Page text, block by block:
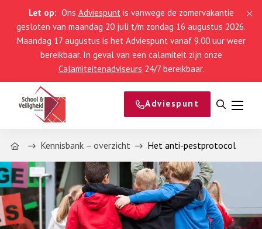
Let op: Ons Adviespuntis vanwege de zomervakantie
gesloten van maandag 20 juli t/m zondag 16 augustus 2026.
Maandag 17 augustus is het Adviespunt vanaf 9.00 uur weer
bereikbaar. In geval van een calamiteit zijn onze
Calamiteitenadviseurs 24/7 bereikbaar.
Adviespunt
Open
Menu
Home Kennisbank – overzicht Het anti-pestprotocol